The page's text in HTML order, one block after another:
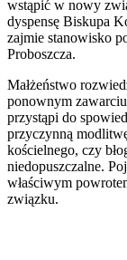
wstąpić w nowy
dyspensę Biskupa
zajmie stanowisko
Proboszcza.
Małżeństwo
ponownym
przystąpi do
przyczynną
kościelnego, czy
niedopuszczalne.
właściwym
związku.